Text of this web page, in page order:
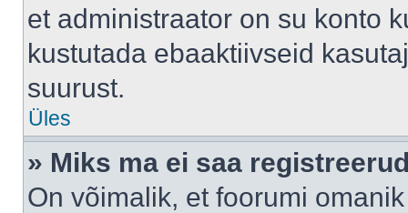
et administraator on su konto
kustutada ebaaktiivseid
suurust.
Üles
» Miks ma ei saa
On võimalik, et foorumi